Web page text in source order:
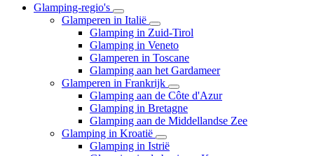
Glamping-regio's
Glamperen in Italië
Glamping in Zuid-Tirol
Glamping in Veneto
Glamperen in Toscane
Glamping aan het Gardameer
Glamperen in Frankrijk
Glamping aan de Côte d'Azur
Glamping in Bretagne
Glamping aan de Middellandse Zee
Glamping in Kroatië
Glamping in Istrië